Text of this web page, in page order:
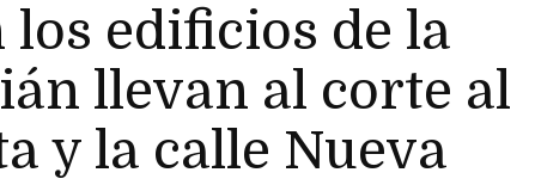
los edificios de la
llevan al corte al
y la calle Nueva